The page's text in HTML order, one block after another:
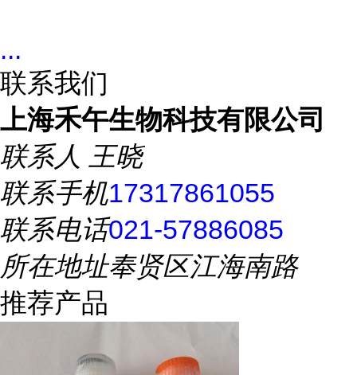
...
联系我们
上海禾午生物科技有限公司
联系人 王晓
联系手机17317861055
联系电话021-57886085
所在地址奉贤区江海南路
推荐产品